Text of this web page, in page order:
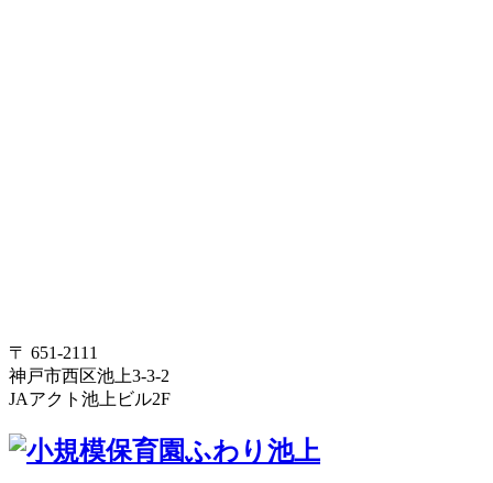
〒 651-2111
神戸市西区池上3-3-2
JAアクト池上ビル2F